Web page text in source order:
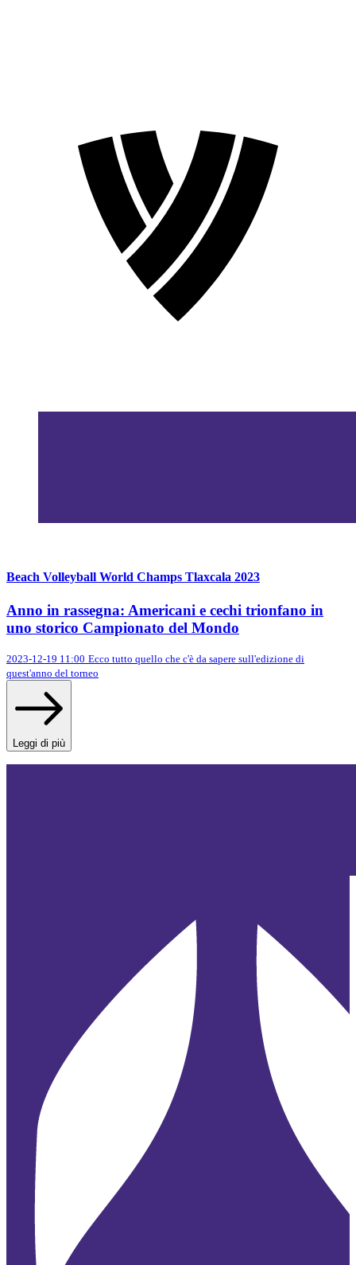
Beach Volleyball World Champs Tlaxcala 2023
Anno in rassegna: Americani e cechi trionfano in
uno storico Campionato del Mondo
2023-12-19 11:00 Ecco tutto quello che c'è da sapere sull'edizione di
quest'anno del torneo
Leggi di più